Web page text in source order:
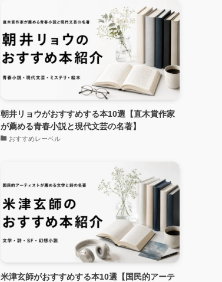
朝井リョウがおすすめする本10選【直木賞作家
が薦める青春小説と現代文芸の名著】
おすすめレーベル
米津玄師がおすすめする本10選【国民的アーテ